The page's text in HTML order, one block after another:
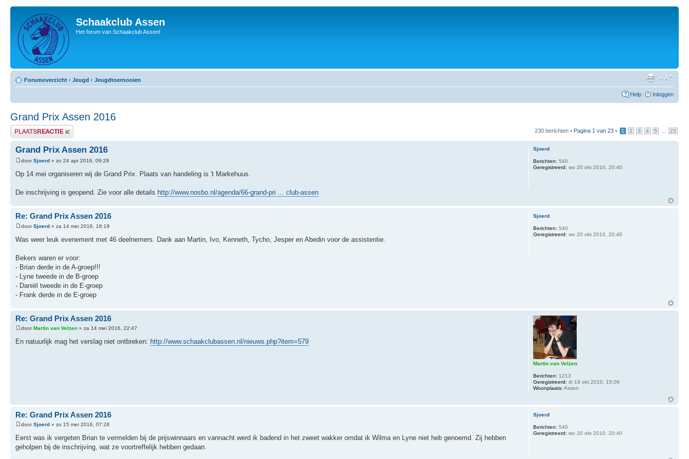
Schaakclub Assen
Het forum van Schaakclub Assen!
Forumoverzicht ‹ Jeugd ‹ Jeugdtoernooien
Help Inloggen
Grand Prix Assen 2016
Plaats een reactie 230 berichten • Pagina 1 van 23 • 1 2 3 4 5 23
Grand Prix Assen 2016
doorSjoerd » zo 24 apr 2016, 09:28
Op 14 mei organiseren wij de Grand Prix. Plaats van handeling is 't Markehuus.
De inschrijving is geopend. Zie voor alle details http://www.nosbo.nl/agenda/66-grand-pri ... club-assen
Sjoerd
Berichten: 540
Geregistreerd: wo 20 okt 2010, 20:40
Re: Grand Prix Assen 2016
doorSjoerd » za 14 mei 2016, 18:19
Was weer leuk evenement met 46 deelnemers. Dank aan Martin, Ivo, Kenneth, Tycho, Jesper en Abedin voor de assistentie.
Bekers waren er voor:
- Brian derde in de A-groep!!!
- Lyne tweede in de B-groep
- Daniël tweede in de E-groep
- Frank derde in de E-groep
Sjoerd
Berichten: 540
Geregistreerd: wo 20 okt 2010, 20:40
Re: Grand Prix Assen 2016
doorMartin van Velzen » za 14 mei 2016, 22:47
En natuurlijk mag het verslag niet ontbreken: http://www.schaakclubassen.nl/nieuws.php?item=579
Martin van Velzen
Berichten: 1213
Geregistreerd: di 19 okt 2010, 15:06
Woonplaats: Assen
Re: Grand Prix Assen 2016
doorSjoerd » zo 15 mei 2016, 07:28
Eerst was ik vergeten Brian te vermelden bij de prijswinnaars en vannacht werd ik badend in het zweet wakker omdat ik Wilma en Lyne niet heb genoemd. Zij hebben
geholpen bij de inschrijving, wat ze voortreffelijk hebben gedaan.
Sjoerd
Berichten: 540
Geregistreerd: wo 20 okt 2010, 20:40